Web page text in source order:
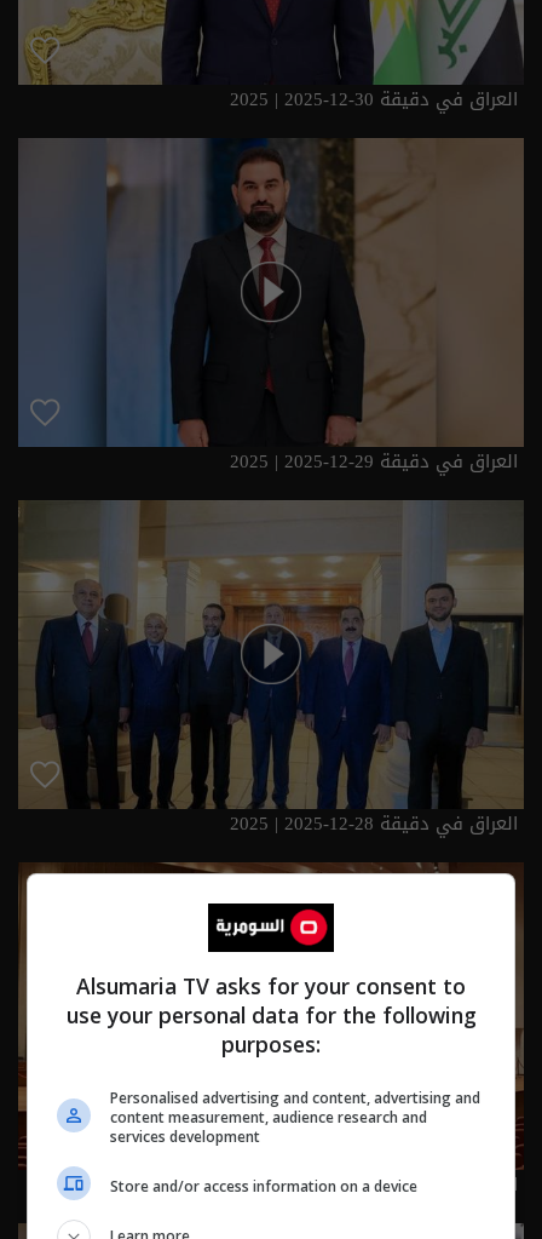
العراق في دقيقة 30-12-2025 | 2025
العراق في دقيقة 29-12-2025 | 2025
العراق في دقيقة 28-12-2025 | 2025
العراق في دقيقة 27-12-2025 | 2025
Alsumaria TV asks for your consent to
use your personal data for the following
purposes:
Personalised advertising and content, advertising and
content measurement, audience research and
services development
Store and/or access information on a device